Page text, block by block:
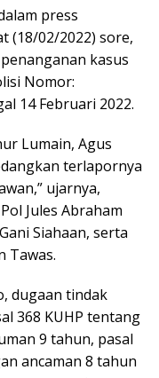
press
(18/02/2022) sore,
kasus
Nomor:
14 Februari 2022.
Lumain, Agus
terlapornya
ujarnya,
Jules Abraham
Siahaan, serta
Tawas.
dugaan tindak
368 KUHP tentang
9 tahun, pasal
ancaman 8 tahun